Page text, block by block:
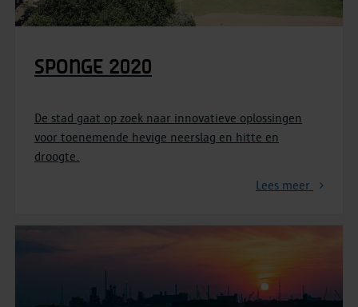
SPONGE 2020
De stad gaat op zoek naar innovatieve oplossingen
voor toenemende hevige neerslag en hitte en
droogte.
Lees meer